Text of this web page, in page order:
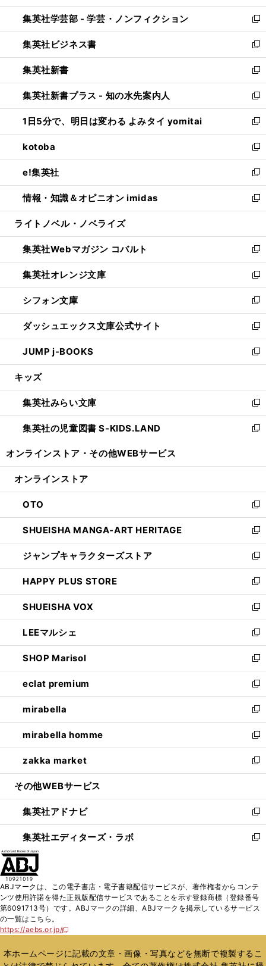
開
く
ウ
で
開
く
ン
ド
ウ
で
開
く
ウ
ィ
ン
ド
ウ
で
開
く
集英社学芸部 - 学芸・ノンフィクション
新
し
い
ウ
ィ
ン
ド
ウ
で
開
く
集英社ビジネス書
新
し
い
ウ
ィ
ン
ド
ウ
で
開
く
集英社新書
新
し
い
ウ
ィ
ン
ド
ウ
で
開
く
集英社新書プラス - 知の水先案内人
新
し
い
ウ
ィ
ン
ド
ウ
で
開
1日5分で、明日は変わる よみタイ yomitai
新
し
い
ウ
ィ
ン
ド
ウ
開
く
kotoba
新
し
い
ウ
ィ
ン
ウ
で
開
く
e!集英社
新
し
い
ウ
ン
ド
ウ
で
開
く
情報・知識＆オピニオン imidas
新
し
ウ
ィ
ン
ド
ウ
で
開
く
ライトノベル・ノベライズ
集英社Webマガジン コバルト
新
し
い
ウ
ィ
ン
ド
ウ
で
開
集英社オレンジ文庫
新
し
い
ウ
ィ
ン
ド
ウ
開
く
シフォン文庫
新
し
い
ウ
ィ
ン
ウ
で
開
く
ダッシュエックス文庫公式サイト
新
し
い
ウ
ン
ド
ウ
で
JUMP j-BOOKS
新
し
ウ
ィ
ン
ド
開
キッズ
集英社みらい文庫
新
し
い
ン
ウ
で
開
く
集英社の児童図書 S-KIDS.LAND
新
ウ
ン
ド
ウ
で
開
く
オンラインストア・ その他WEBサービス
オンラインストア
OTO
新
し
い
ウ
ィ
ン
ド
ウ
で
開
く
SHUEISHA MANGA-ART HERITAGE
新
し
い
ウ
ィ
ン
ド
ウ
で
開
く
ジャンプキャラクターズストア
新
し
い
ウ
ィ
ン
ド
ウ
で
開
く
HAPPY PLUS STORE
新
し
い
ウ
ィ
ン
ド
ウ
で
開
く
SHUEISHA VOX
新
し
い
ウ
ィ
ン
ド
ウ
で
開
く
LEEマルシェ
新
し
い
ウ
ィ
ン
ド
ウ
で
開
く
SHOP Marisol
新
し
い
ウ
ィ
ン
ド
ウ
で
開
eclat premium
新
し
い
ウ
ィ
ン
ド
ウ
開
く
mirabella
新
し
い
ウ
ィ
ン
ウ
で
開
く
mirabella homme
新
し
い
ウ
ン
ド
ウ
で
zakka market
新
し
ウ
ィ
ン
ド
く
その他WEBサービス
集英社アドナビ
新
し
い
ド
ウ
で
集英社エディターズ・ラボ
新
ィ
ン
ド
開
ABJマークは、この電子書店・電子書籍配信サービスが、著作権者からコンテ
ンツ使用許諾を得た正規版配信サービスであることを示す登録商標（登録番号
第6091713号）です。ABJマークの詳細、ABJマークを掲示しているサービス
の一覧はこちら。
https://aebs.or.jp/
新
い
ウ
本ホームページに記載の文章・画像・写真などを無断で複製するこ